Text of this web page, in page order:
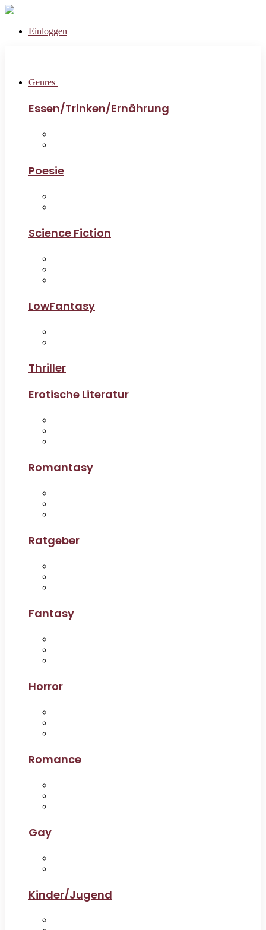
Einloggen
Genres
Essen/Trinken/Ernährung
Poesie
Science Fiction
LowFantasy
Thriller
Erotische Literatur
Romantasy
Ratgeber
Fantasy
Horror
Romance
Gay
Kinder/Jugend